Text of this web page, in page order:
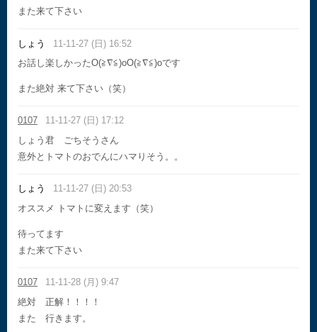
また来て下さい
しょう
11-11-27 (日) 16:52
お話し楽しかったO(≧∇≦)oO(≧∇≦)oです
また絶対 来て下さい（笑）
0107
11-11-27 (日) 17:12
しょう君 ごちそうさん
意外とトマトのおでんにハマりそう。。
しょう
11-11-27 (日) 20:53
オススメ トマトに変えます（笑）
待ってます
また来て下さい
0107
11-11-28 (月) 9:47
絶対 正解！！！！
また 行きます。